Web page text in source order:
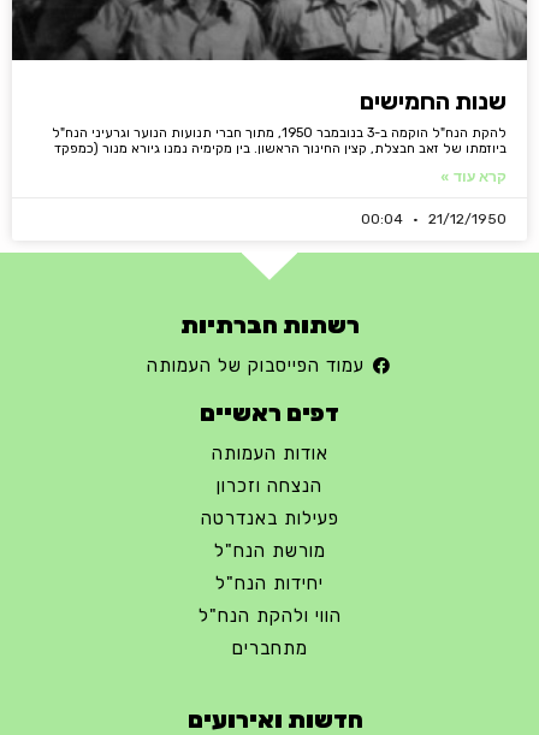
שנות החמישים
להקת הנח"ל הוקמה ב-3 בנובמבר 1950, מתוך חברי תנועות הנוער וגרעיני הנח"ל
ביוזמתו של זאב חבצלת, קצין החינוך הראשון. בין מקימיה נמנו גיורא מנור (כמפקד
קרא עוד »
21/12/1950
רשתות חברתיות
עמוד הפייסבוק של העמותה
דפים ראשיים
אודות העמותה
הנצחה וזכרון
פעילות באנדרטה
מורשת הנח"ל
יחידות הנח"ל
הווי ולהקת הנח"ל
מתחברים
חדשות ואירועים